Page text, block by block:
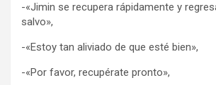
-«Jimin se recupera rápidamente y
salvo»,
-«Estoy tan aliviado de que esté bien»,
-«Por favor, recupérate pronto»,